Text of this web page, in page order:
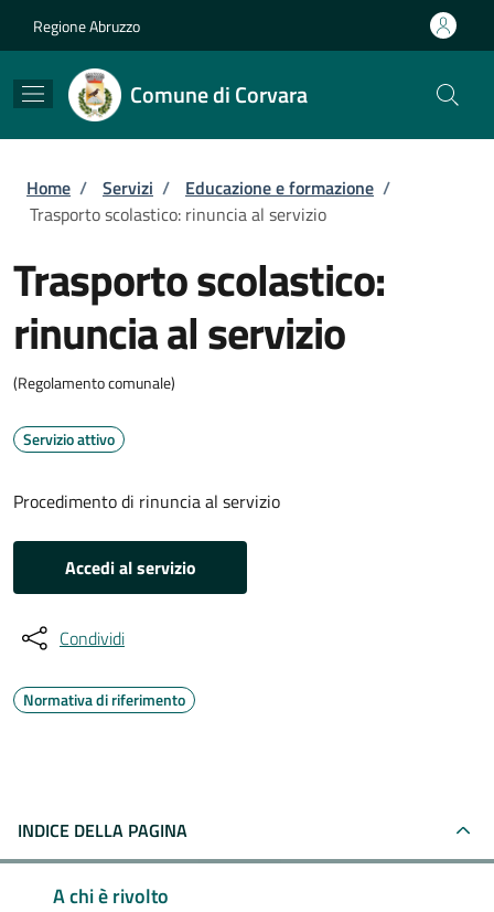
Regione Abruzzo
Comune di Corvara
Briciole di pane
Home / Servizi / Educazione e formazione /
Trasporto scolastico: rinuncia al servizio
Trasporto scolastico:
rinuncia al servizio
(Regolamento comunale)
Servizio attivo
Procedimento di rinuncia al servizio
Accedi al servizio
Condividi
Normativa di riferimento
INDICE DELLA PAGINA
A chi è rivolto